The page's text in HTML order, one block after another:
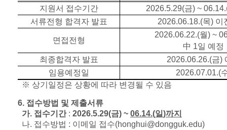
지원서 접수기간
2026.5.29(금) ~
서류전형 합격자 발표
2026.06.18.(목) 이
면접전형
2026.06.22.(월) ~
中 1일 예정
최종합격자 발표
2026.06.26.(금)
임용예정일
2026.07.01.(
※ 상기일정은 상황에 따라 변경될 수 있음
6. 접수방법 및 제출서류
가. 접수기간 : 2026.5.29(금) ~ 06.14.(일)까지
나. 접수방법 : 이메일 접수(honghui@dongguk.edu)